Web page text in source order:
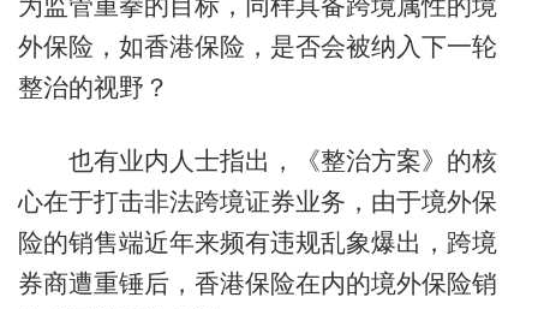
为监管重拳的目标，同样具备跨境属性的境
外保险，如香港保险，是否会被纳入下一轮
整治的视野？
也有业内人士指出，《整治方案》的核
心在于打击非法跨境证券业务，由于境外保
险的销售端近年来频有违规乱象爆出，跨境
券商遭重锤后，香港保险在内的境外保险销